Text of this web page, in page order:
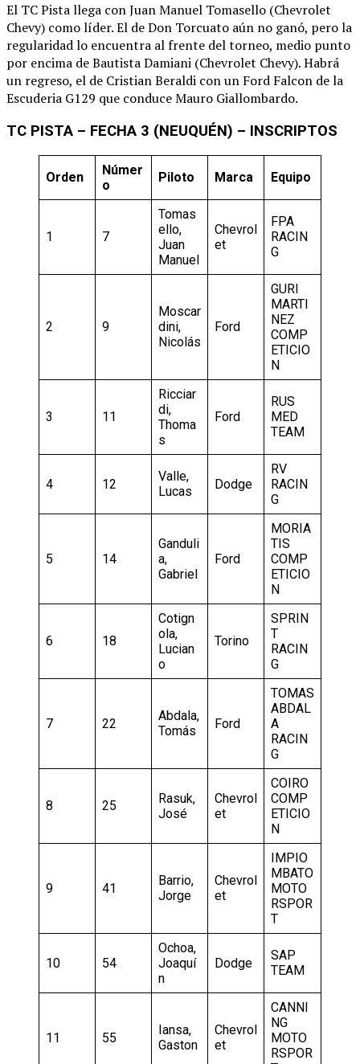
El TC Pista llega con Juan Manuel Tomasello (Chevrolet
Chevy) como líder. El de Don Torcuato aún no ganó, pero la
regularidad lo encuentra al frente del torneo, medio punto
por encima de Bautista Damiani (Chevrolet Chevy). Habrá
un regreso, el de Cristian Beraldi con un Ford Falcon de la
Escuderia G129 que conduce Mauro Giallombardo.
TC PISTA – FECHA 3 (NEUQUÉN) – INSCRIPTOS
Orden
Númer
o
Piloto Marca Equipo
1 7
Tomas
ello,
Juan
Manuel
Chevrol
et
FPA
RACIN
G
2 9
Moscar
dini,
Nicolás
Ford
GURI
MARTI
NEZ
COMP
ETICIO
N
3 11
Ricciar
di,
Thoma
s
Ford
RUS
MED
TEAM
4 12
Valle,
Lucas
Dodge
RV
RACIN
G
5 14
Ganduli
a,
Gabriel
Ford
MORIA
TIS
COMP
ETICIO
N
6 18
Cotign
ola,
Lucian
o
Torino
SPRIN
T
RACIN
G
7 22
Abdala,
Tomás
Ford
TOMAS
ABDAL
A
RACIN
G
8 25
Rasuk,
José
Chevrol
et
COIRO
COMP
ETICIO
N
9 41
Barrio,
Jorge
Chevrol
et
IMPIO
MBATO
MOTO
RSPOR
T
10 54
Ochoa,
Joaquí
n
Dodge
SAP
TEAM
11 55
Iansa,
Gaston
Chevrol
et
CANNI
NG
MOTO
RSPOR